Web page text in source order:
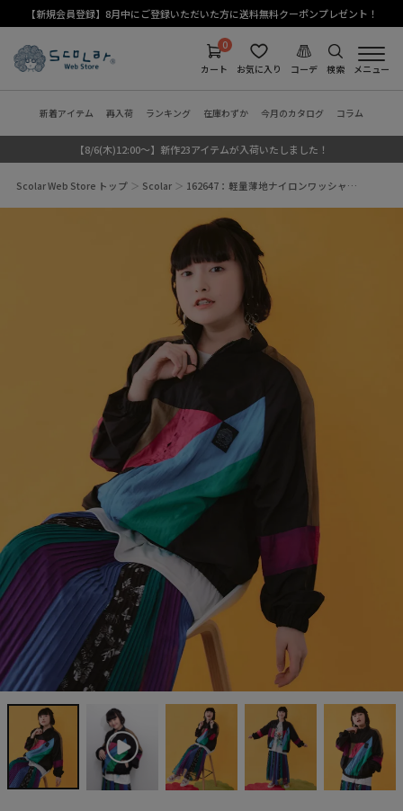
【新規会員登録】8月中にご登録いただいた方に送料無料クーポンプレゼント！
検索
コーデ
お気に入り
0
カート
メニュー
新着アイテム 再入荷 ランキング 在庫わずか 今月のカタログ コラム
【8/6(木)12:00～】新作23アイテムが入荷いたしました！
Scolar Web Store トップ Scolar 162647：軽量薄地ナイロンワッシャ…